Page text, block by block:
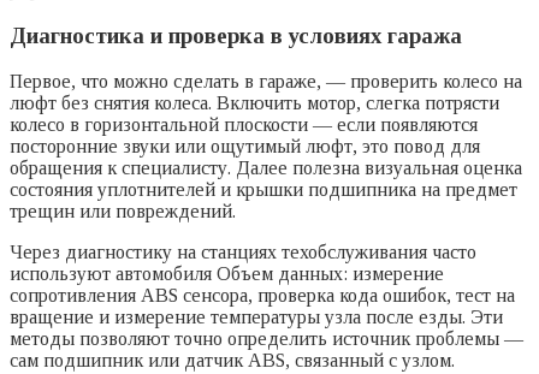
Диагностика и проверка в условиях гаража
Первое, что можно сделать в гараже, — проверить колесо на
люфт без снятия колеса. Включить мотор, слегка потрясти
колесо в горизонтальной плоскости — если появляются
посторонние звуки или ощутимый люфт, это повод для
обращения к специалисту. Далее полезна визуальная оценка
состояния уплотнителей и крышки подшипника на предмет
трещин или повреждений.
Через диагностику на станциях техобслуживания часто
используют автомобиля Объем данных: измерение
сопротивления ABS сенсора, проверка кода ошибок, тест на
вращение и измерение температуры узла после езды. Эти
методы позволяют точно определить источник проблемы —
сам подшипник или датчик ABS, связанный с узлом.